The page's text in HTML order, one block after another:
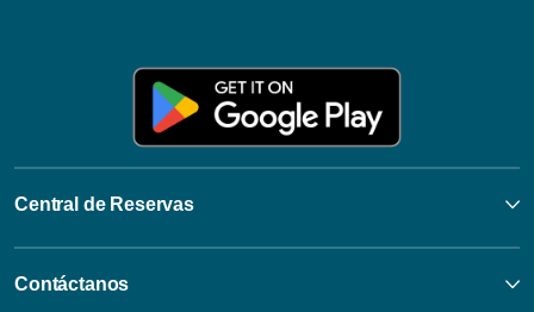
Central de Reservas
Contáctanos